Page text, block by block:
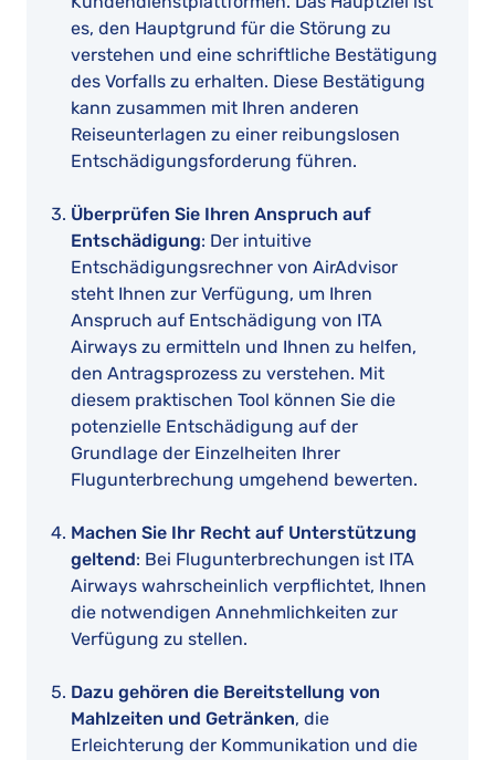
es, den Hauptgrund für die Störung zu
verstehen und eine schriftliche Bestätigung
des Vorfalls zu erhalten. Diese Bestätigung
kann zusammen mit Ihren anderen
Reiseunterlagen zu einer reibungslosen
Entschädigungsforderung führen.
Überprüfen Sie Ihren Anspruch auf
Entschädigung: Der intuitive
Entschädigungsrechner von AirAdvisor
steht Ihnen zur Verfügung, um Ihren
Anspruch auf Entschädigung von ITA
Airways zu ermitteln und Ihnen zu helfen,
den Antragsprozess zu verstehen. Mit
diesem praktischen Tool können Sie die
potenzielle Entschädigung auf der
Grundlage der Einzelheiten Ihrer
Flugunterbrechung umgehend bewerten.
Machen Sie Ihr Recht auf Unterstützung
geltend: Bei Flugunterbrechungen ist ITA
Airways wahrscheinlich verpflichtet, Ihnen
die notwendigen Annehmlichkeiten zur
Verfügung zu stellen.
Dazu gehören die Bereitstellung von
Mahlzeiten und Getränken, die
Erleichterung der Kommunikation und die